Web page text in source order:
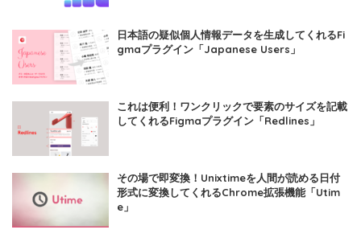
日本語の疑似個人情報データを生成してくれるFi
gmaプラグイン「Japanese Users」
これは便利！ワンクリックで要素のサイズを記載
してくれるFigmaプラグイン「Redlines」
その場で即変換！Unixtimeを人間が読める日付
形式に変換してくれるChrome拡張機能「Utim
e」